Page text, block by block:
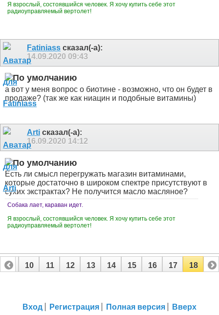
Я взрослый, состоявшийся человек. Я хочу купить себе этот
радиоуправляемый вертолет!
Fatiniass сказал(-а):
14.09.2020 09:43
а вот у меня вопрос о биотине - возможно, что он будет в
продаже? (так же как ниацин и подобные витамины)
Arti сказал(-а):
16.09.2020 14:12
Есть ли смысл перегружать магазин витаминами,
которые достаточно в широком спектре присутствуют в
сухих экстрактах? Не получится масло масляное?
Собака лает, караван идет.
Я взрослый, состоявшийся человек. Я хочу купить себе этот
радиоуправляемый вертолет!
9 10 11 12 13 14 15 16 17 18
Вход Регистрация Полная версия Вверх